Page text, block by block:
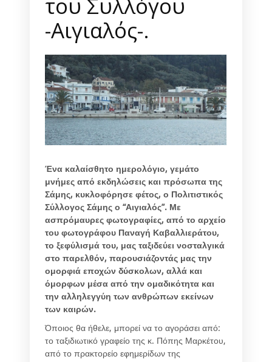
-Αιγιαλός-.
Ένα καλαίσθητο ημερολόγιο, γεμάτο
μνήμες από εκδηλώσεις και πρόσωπα της
Σάμης, κυκλοφόρησε φέτος, ο Πολιτιστικός
Σύλλογος Σάμης ο “Αιγιαλός”. Με
ασπρόμαυρες φωτογραφίες, από το αρχείο
του φωτογράφου Παναγή Καβαλλιεράτου,
το ξεφύλισμά του, μας ταξιδεύει νοσταλγικά
στο παρελθόν, παρουσιάζοντάς μας την
ομορφιά εποχών δύσκολων, αλλά και
όμορφων μέσα από την ομαδικότητα και
την αλληλεγγύη των ανθρώπων εκείνων
των καιρών.
Όποιος θα ήθελε, μπορεί να το αγοράσει από:
το ταξιδιωτικό γραφείο της κ. Πόπης Μαρκέτου,
από το πρακτορείο εφημερίδων της